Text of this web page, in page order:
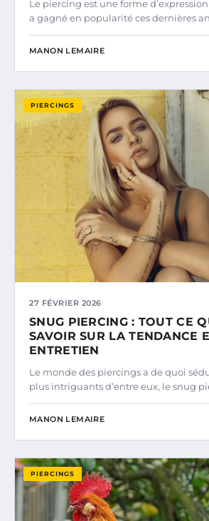
Le piercing est une forme
a gagné en popularité ces dernières
MANON LEMAIRE
PIERCINGS
27 FÉVRIER 2026
SNUG PIERCING : TOUT CE
SAVOIR SUR LA TENDANCE
ENTRETIEN
Le monde des piercings a de quoi
plus intriguants d’entre eux, le snug
MANON LEMAIRE
PIERCINGS